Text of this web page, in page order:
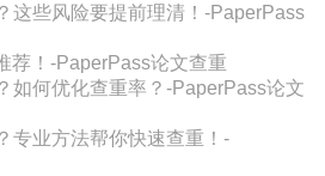
这些风险要提前理清！-PaperPass
荐！-PaperPass论文查重
如何优化查重率？-PaperPass论文
专业方法帮你快速查重！-